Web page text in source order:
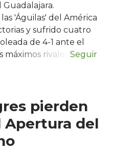
las 'Águilas' del América
y sufrido cuatro
de 4-1 ante el
rivales.
pierden
Apertura del